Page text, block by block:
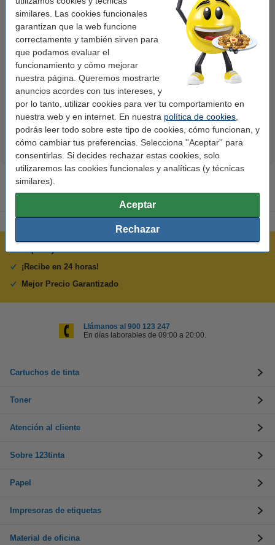
similares. Las cookies funcionales
garantizan que la web funcione
correctamente y también sirven para
que podamos evaluar el
funcionamiento y cómo mejorar
nuestra página. Queremos mostrarte
anuncios acordes con tus intereses, y
por lo tanto, utilizar cookies para ver tu comportamiento en
nuestra web y en internet. En nuestra política de cookies
podrás leer todo sobre este tipo de cookies, cómo funcionan, y
cómo cambiar tus preferencias. Selecciona ''Aceptar'' para
consentirlas. Si decides rechazar estas cookies, solo
utilizaremos las cookies funcionales y analíticas (y técnicas
similares).
Aceptar
Rechazar
123tinta Papel fotográfico
Premium Glossy brillo alto | 10 x
15 cm | 260g | 100 hojas
10,50 € Incl. 21% IVA
123tinta Pilas Alcalinas Xtreme
Power AA - LR06 - MN1500 - 24
unidades
14,50 € Incl. 21% IVA
Rápido y sencillo
¡Recibe en 24 horas!
Mejor Precio Garantizado
Llámanos al 900 123 247
En días laborables de 09:00 a 20:00.
Cartuchos de tinta
Toner
Atención al cliente
Sobre 123tinta
Papel
Impresoras de etiquetas
Material de oficina